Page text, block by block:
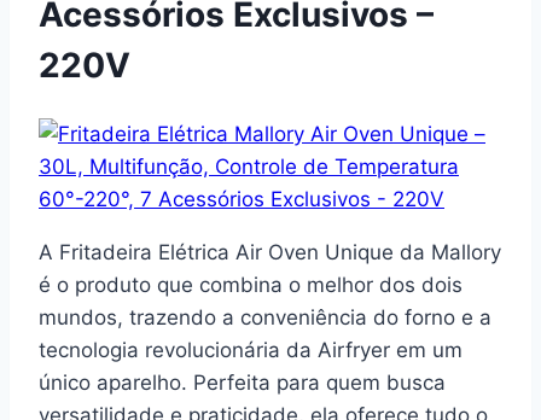
Acessórios Exclusivos –
220V
A Fritadeira Elétrica Air Oven Unique da Mallory
é o produto que combina o melhor dos dois
mundos, trazendo a conveniência do forno e a
tecnologia revolucionária da Airfryer em um
único aparelho. Perfeita para quem busca